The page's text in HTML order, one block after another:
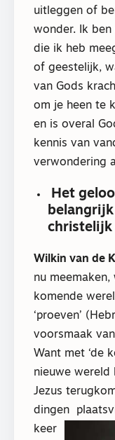
uitleggen of
wonder. Ik
die ik heb
of geestelijk,
van Gods
om je heen te
en is overal
kennis van
verwondering
Het
christelijk
Wilkin van de
nu meemaken,
komende
‘proeven’
voorsmaak
Want met ‘de
nieuwe wereld
Jezus
dingen
keer